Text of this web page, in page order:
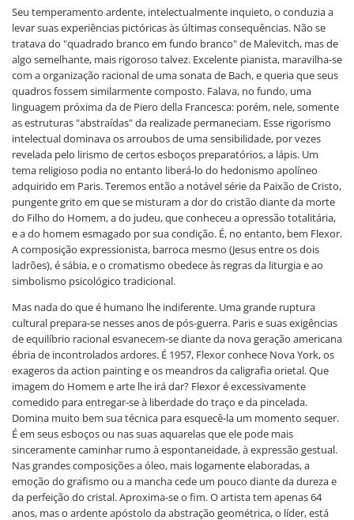
Seu temperamento ardente, intelectualmente inquieto, o conduzia a
levar suas experiências pictóricas às últimas consequências. Não se
tratava do "quadrado branco em fundo branco" de Malevitch, mas de
algo semelhante, mais rigoroso talvez. Excelente pianista, maravilha-se
com a organização racional de uma sonata de Bach, e queria que seus
quadros fossem similarmente composto. Falava, no fundo, uma
linguagem próxima da de Piero della Francesca: porém, nele, somente
as estruturas "abstraídas" da realizade permaneciam. Esse rigorismo
intelectual dominava os arroubos de uma sensibilidade, por vezes
revelada pelo lirismo de certos esboços preparatórios, a lápis. Um
tema religioso podia no entanto liberá-lo do hedonismo apolíneo
adquirido em Paris. Teremos então a notável série da Paixão de Cristo,
pungente grito em que se misturam a dor do cristão diante da morte
do Filho do Homem, a do judeu, que conheceu a opressão totalitária,
e a do homem esmagado por sua condição. É, no entanto, bem Flexor.
A composição expressionista, barroca mesmo (Jesus entre os dois
ladrões), é sábia, e o cromatismo obedece às regras da liturgia e ao
simbolismo psicológico tradicional.
Mas nada do que é humano lhe indiferente. Uma grande ruptura
cultural prepara-se nesses anos de pós-guerra. Paris e suas exigências
de equilíbrio racional esvanecem-se diante da nova geração americana
ébria de incontrolados ardores. É 1957, Flexor conhece Nova York, os
exageros da action painting e os meandros da caligrafia orietal. Que
imagem do Homem e arte lhe irá dar? Flexor é excessivamente
comedido para entregar-se à liberdade do traço e da pincelada.
Domina muito bem sua técnica para esquecê-la um momento sequer.
É em seus esboços ou nas suas aquarelas que ele pode mais
sinceramente caminhar rumo à espontaneidade, à expressão gestual.
Nas grandes composições a óleo, mais logamente elaboradas, a
emoção do grafismo ou a mancha cede um pouco diante da dureza e
da perfeição do cristal. Aproxima-se o fim. O artista tem apenas 64
anos, mas o ardente apóstolo da abstração geométrica, o líder, está